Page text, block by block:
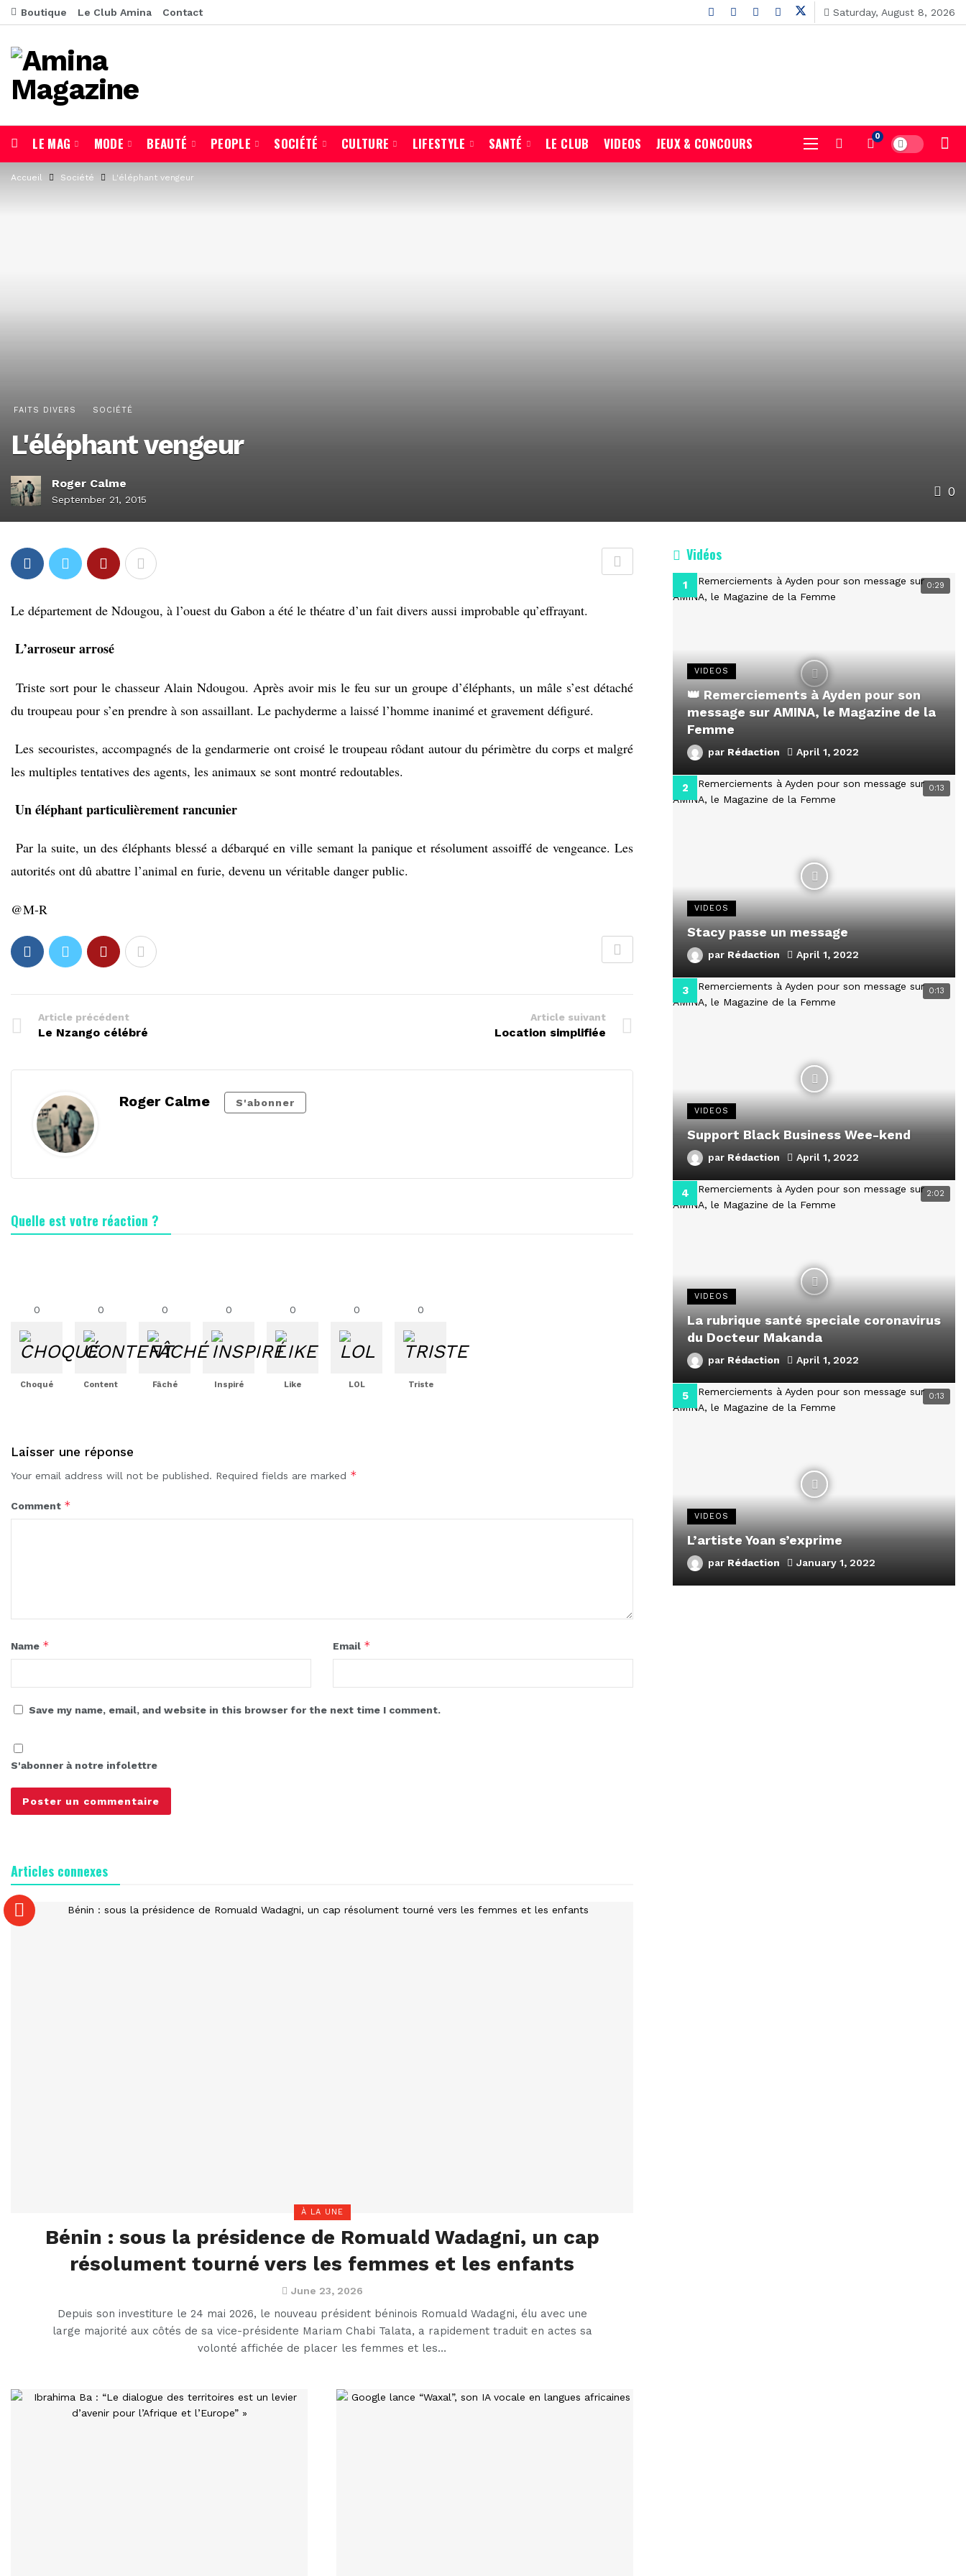
Boutique Le Club Amina Contact Saturday, August 8, 2026
LE MAG MODE BEAUTÉ PEOPLE SOCIÉTÉ CULTURE LIFESTYLE SANTÉ LE CLUB VIDEOS JEUX & CONCOURS 0
Accueil Société L'éléphant vengeur
FAITS DIVERS SOCIÉTÉ
L'éléphant vengeur
Roger Calme
September 21, 2015
0
Le département de Ndougou, à l’ouest du Gabon a été le théatre d’un fait divers aussi improbable qu’effrayant.
L’arroseur arrosé
Triste sort pour le chasseur Alain Ndougou. Après avoir mis le feu sur un groupe d’éléphants, un mâle s’est détaché
du troupeau pour s’en prendre à son assaillant. Le pachyderme a laissé l’homme inanimé et gravement défiguré.
Les secouristes, accompagnés de la gendarmerie ont croisé le troupeau rôdant autour du périmètre du corps et malgré
les multiples tentatives des agents, les animaux se sont montré redoutables.
Un éléphant particulièrement rancunier
Par la suite, un des éléphants blessé a débarqué en ville semant la panique et résolument assoiffé de vengeance. Les
autorités ont dû abattre l’animal en furie, devenu un véritable danger public.
@M-R
Article précédent
Le Nzango célébré
Article suivant
Location simplifiée
Roger Calme S'abonner
Quelle est votre réaction ?
0
Choqué
0
Content
0
Fâché
0
Inspiré
0
Like
0
LOL
0
Triste
Laisser une réponse
Your email address will not be published. Required fields are marked *
Comment *
Name * Email *
Save my name, email, and website in this browser for the next time I comment.
S'abonner à notre infolettre
Articles connexes
À LA UNE
Bénin : sous la présidence de Romuald Wadagni, un cap
résolument tourné vers les femmes et les enfants
June 23, 2026
Depuis son investiture le 24 mai 2026, le nouveau président béninois Romuald Wadagni, élu avec une
large majorité aux côtés de sa vice-présidente Mariam Chabi Talata, a rapidement traduit en actes sa
volonté affichée de placer les femmes et les…
Vidéos
0:29
VIDEOS
👑 Remerciements à Ayden pour son
message sur AMINA, le Magazine de la
Femme
par Rédaction April 1, 2022
0:13
VIDEOS
Stacy passe un message
par Rédaction April 1, 2022
0:13
VIDEOS
Support Black Business Wee-kend
par Rédaction April 1, 2022
2:02
VIDEOS
La rubrique santé speciale coronavirus
du Docteur Makanda
par Rédaction April 1, 2022
0:13
VIDEOS
L’artiste Yoan s’exprime
par Rédaction January 1, 2022